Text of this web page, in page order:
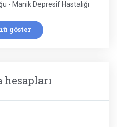
- Manik Depresif Hastalığı
göster
hesapları